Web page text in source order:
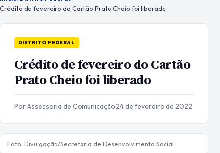
Crédito de fevereiro do Cartão Prato Cheio foi liberado
DISTRITO FEDERAL
Crédito de fevereiro do Cartão
Prato Cheio foi liberado
Por Assessoria de Comunicação·24 de fevereiro de 2022
Foto: Divulgação/Secretaria de Desenvolvimento Social